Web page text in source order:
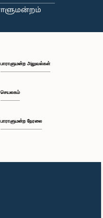
பாராளுமன்ற அலுவல்கள்
செயலகம்
பாராளுமன்ற நேரலை